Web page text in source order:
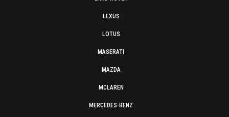
LEXUS
LOTUS
MASERATI
MAZDA
MCLAREN
MERCEDES-BENZ